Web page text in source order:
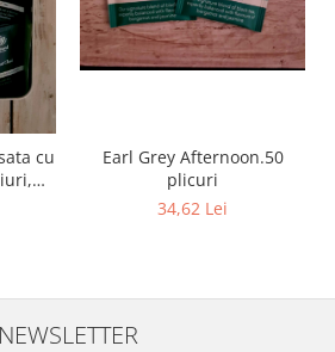
cu
32
Earl Grey Afternoon.50
plicuri
34,62 Lei
NEWSLETTER